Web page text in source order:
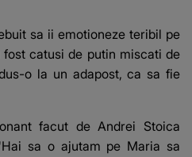
gravă
sa ii emotioneze teribil pe
catusi de putin miscati de
o la un adapost, ca sa fie
facut de Andrei Stoica
sa o ajutam pe Maria sa